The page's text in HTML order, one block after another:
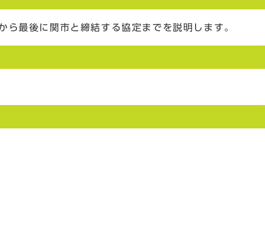
最後に関市と締結する協定までを説明します。